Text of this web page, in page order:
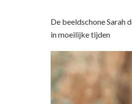
De beeldschone Sarah
in moeilijke tijden